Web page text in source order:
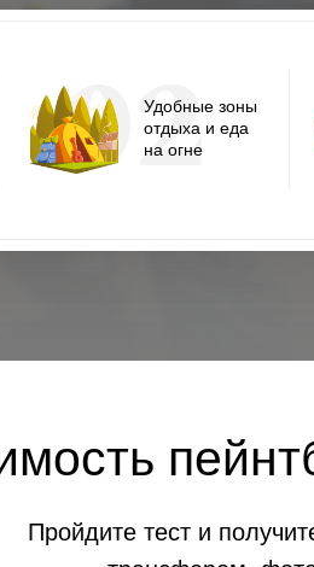
02
Удобные зоны
отдыха и еда
на огне
Пройдите тест и